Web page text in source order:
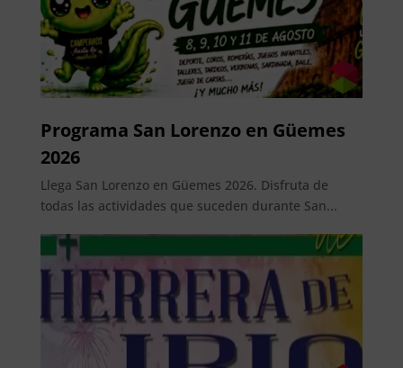
Programa San Lorenzo en Güemes
2026
Llega San Lorenzo en Güemes 2026. Disfruta de
todas las actividades que suceden durante San...